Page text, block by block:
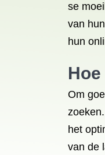
se
van
hun
Om
het
van de